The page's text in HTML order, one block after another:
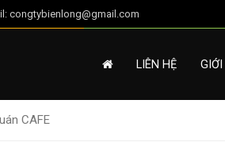
congtybienlong@gmail.com
LIÊN HỆ GIỚI
CAFE